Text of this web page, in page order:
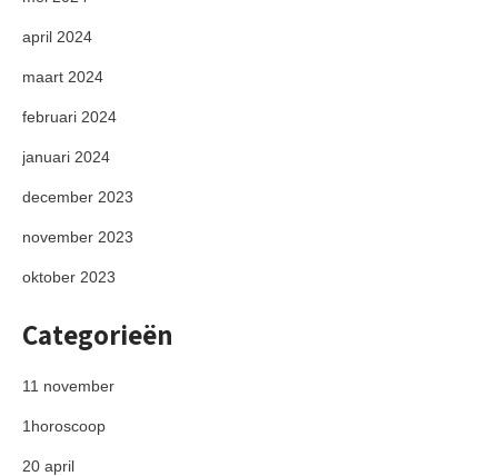
april 2024
maart 2024
februari 2024
januari 2024
december 2023
november 2023
oktober 2023
Categorieën
11 november
1horoscoop
20 april